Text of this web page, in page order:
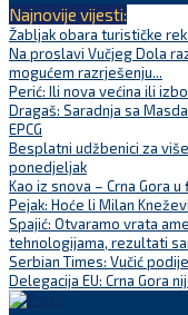
Najnovije vijesti:
Žabljak obara turističke
Na proslavi Vučjeg Dola
mogućem razrješenju...
Perić: Ili nova većina ili
Dragaš: Saradnja sa
EPCG
Besplatni udžbenici za
ponedjeljak
Kao iz snova – Crna Gora
Pejak: Hoće li Milan
Spajić: Otvaramo vrata
tehnologijama, rezultati
Serbian Times: Vučić
Delegacija EU: Crna Gora